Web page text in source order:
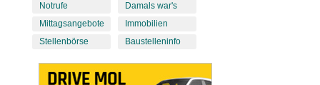
Notrufe
Mittagsangebote
Stellenbörse
Damals war's
Immobilien
Baustelleninfo